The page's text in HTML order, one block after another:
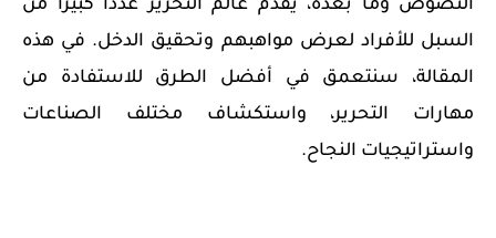
النصوص وما بعده، يقدم عالم التحرير عددًا كبيرًا من
السبل للأفراد لعرض مواهبهم وتحقيق الدخل. في هذه
المقالة، سنتعمق في أفضل الطرق للاستفادة من
مهارات التحرير، واستكشاف مختلف الصناعات
واستراتيجيات النجاح.